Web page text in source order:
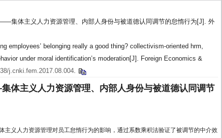
集体主义人力资源管理、内部人身份与被道德认同调节的怠惰行为[J]. 外
employees’ belonging really a good thing? collectivism-oriented hrm,
under moral identification’s moderation[J]. Foreign Economics &
j.cnki.fem.2017.08.004.
体主义人力资源管理、内部人身份与被道德认同调节
主义人力资源管理对员工怠惰行为的影响，通过系数乘积法验证了被调节的中介效